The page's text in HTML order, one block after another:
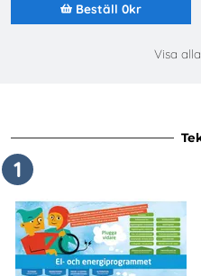
Beställ 0kr
Visa
1